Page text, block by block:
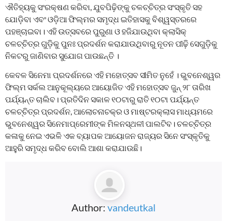
ଐତିହ୍ୟକୁ ସଂରକ୍ଷଣ କରିବା, ଯୁବପିଢ଼ିଙ୍କୁ ଚଳଚ୍ଚିତ୍ର ସଂସ୍କୃତି ସହ
ଯୋଡ଼ିବା ଏବଂ ଓଡ଼ିଆ ଫିଲ୍ମର ସମୃଦ୍ଧ ଇତିହାସକୁ ବିଶ୍ୱସ୍ତରରେ
ପହଞ୍ଚାଇବା। ଏହି ଉତ୍ସବରେ ପୁରୁଣା ଓ ହଜିଯାଉଥିବା କ୍ଲାସିକ୍
ଚଳଚ୍ଚିତ୍ର ଗୁଡ଼ିକୁ ପୁନଃ ପ୍ରଦର୍ଶନ କରାଯାଉଥିବାରୁ ନୂତନ ପୀଢ଼ି ସେଗୁଡ଼ିକୁ
ନିକଟରୁ ଜାଣିବାର ସୁଯୋଗ ପାଉଛନ୍ତି ।
କେବଳ ସିନେମା ପ୍ରଦର୍ଶନରେ ଏହି ମହୋତ୍ସବ ସୀମିତ ନୁହେଁ । ଭୁବନେଶ୍ୱର
ଫିଲ୍ମ ସର୍କଲ ଆନୁକୂଲ୍ୟରେ ଆୟୋଜିତ ଏହି ମହୋତ୍ସବ ଜୁନ୍ ୨୮ ତାରିଖ
ପର୍ଯ୍ୟନ୍ତ ଚାଲିବ। ପ୍ରତିଦିନ ସକାଳ ୧୦ଟାରୁ ରାତି ୧୦ଟା ପର୍ଯ୍ୟନ୍ତ
ଚଳଚ୍ଚିତ୍ର ପ୍ରଦର୍ଶନ, ଆଲୋଚନାଚକ୍ର ଓ ମାଷ୍ଟରକ୍ଲାସ ମାଧ୍ୟମରେ
ଭୁବନେଶ୍ୱର ସିନେମାପ୍ରେମୀଙ୍କ ମିଳନସ୍ଥଳୀ ପାଲଟିବ। ଚଳଚ୍ଚିତ୍ର
କଳାକୁ ନେଇ ଏଭଳି ଏକ ବ୍ୟାପକ ଆୟୋଜନ ରାଜ୍ୟର ସିନେ ସଂସ୍କୃତିକୁ
ଆହୁରି ସମୃଦ୍ଧ କରିବ ବୋଲି ଆଶା କରାଯାଉଛି।
Author: vandeutkal